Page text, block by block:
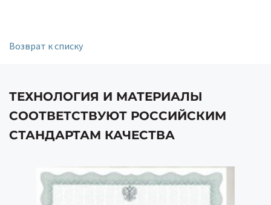
Возврат к списку
ТЕХНОЛОГИЯ И МАТЕРИАЛЫ
СООТВЕТСТВУЮТ РОССИЙСКИМ
СТАНДАРТАМ КАЧЕСТВА